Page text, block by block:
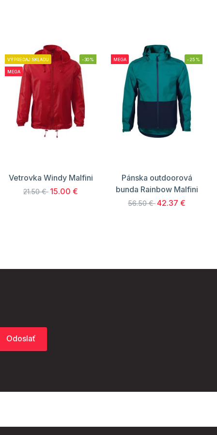
VÝPREDAJ SKLADU
MEGA
-30%
Vetrovka Windy Malfini
21.50 € 15.00 €
MEGA -25%
Pánska outdoorová
bunda Rainbow Malfini
56.50 €42.37 €